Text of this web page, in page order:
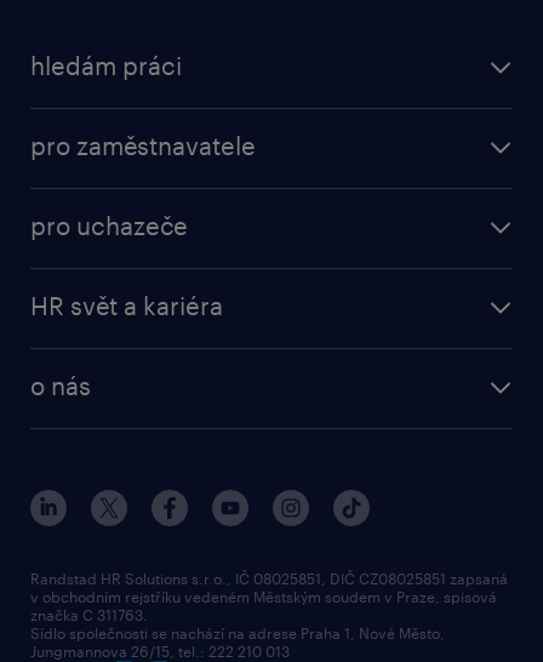
hledám práci
pro zaměstnavatele
pro uchazeče
HR svět a kariéra
o nás
Randstad HR Solutions s.r.o., IČ 08025851, DIČ CZ08025851 zapsaná
v obchodním rejstříku vedeném Městským soudem v Praze, spisová
značka C 311763.
Sídlo společnosti se nachází na adrese Praha 1, Nové Město,
Jungmannova 26/15, tel.: 222 210 013